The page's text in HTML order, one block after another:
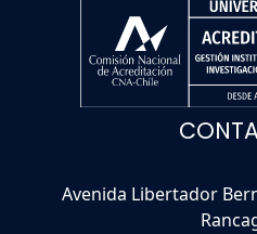
Avenida Libertador